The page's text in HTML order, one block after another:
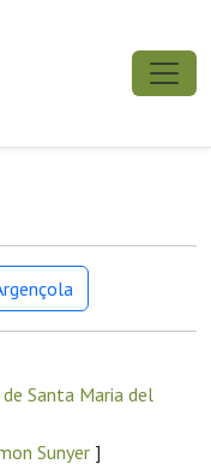
Santa Maria del
Sunyer ]